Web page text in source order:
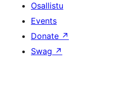
Osallistu
Events
Donate ↗
Swag ↗